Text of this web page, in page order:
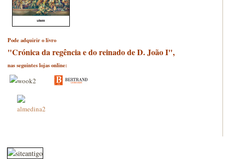
Pode adquirir o livro
"Crónica da regência e do reinado de D. João I",
nas seguintes lojas online: